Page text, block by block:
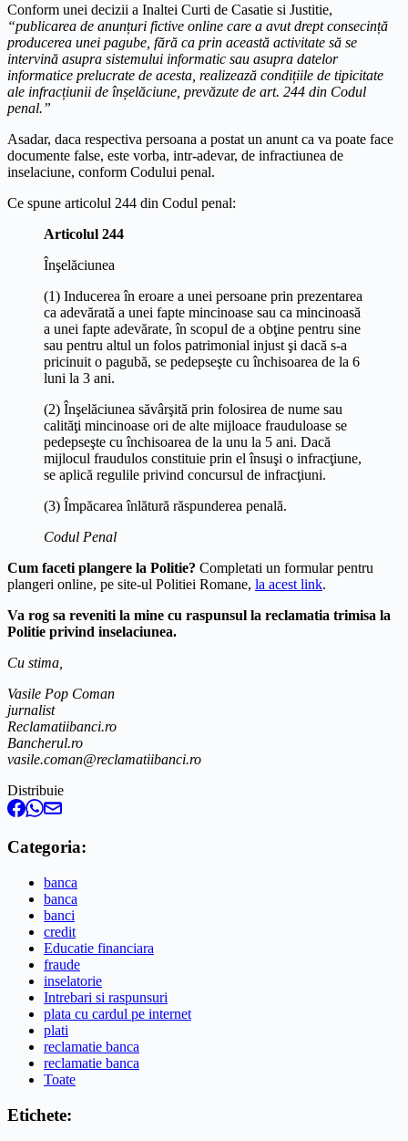
Conform unei decizii a Inaltei Curti de Casatie si Justitie,
“publicarea de anunțuri fictive online care a avut drept consecință
producerea unei pagube, fără ca prin această activitate să se
intervină asupra sistemului informatic sau asupra datelor
informatice prelucrate de acesta, realizează condițiile de tipicitate
ale infracțiunii de înșelăciune, prevăzute de art. 244 din Codul
penal.”
Asadar, daca respectiva persoana a postat un anunt ca va poate face
documente false, este vorba, intr-adevar, de infractiunea de
inselaciune, conform Codului penal.
Ce spune articolul 244 din Codul penal:
Articolul 244
Înşelăciunea
(1) Inducerea în eroare a unei persoane prin prezentarea
ca adevărată a unei fapte mincinoase sau ca mincinoasă
a unei fapte adevărate, în scopul de a obţine pentru sine
sau pentru altul un folos patrimonial injust şi dacă s-a
pricinuit o pagubă, se pedepseşte cu închisoarea de la 6
luni la 3 ani.
(2) Înşelăciunea săvârşită prin folosirea de nume sau
calităţi mincinoase ori de alte mijloace frauduloase se
pedepseşte cu închisoarea de la unu la 5 ani. Dacă
mijlocul fraudulos constituie prin el însuşi o infracţiune,
se aplică regulile privind concursul de infracţiuni.
(3) Împăcarea înlătură răspunderea penală.
Codul Penal
Cum faceti plangere la Politie? Completati un formular pentru
plangeri online, pe site-ul Politiei Romane, la acest link.
Va rog sa reveniti la mine cu raspunsul la reclamatia trimisa la
Politie privind inselaciunea.
Cu stima,
Vasile Pop Coman
jurnalist
Reclamatiibanci.ro
Bancherul.ro
vasile.coman@reclamatiibanci.ro
Distribuie
Categoria:
banca
banca
banci
credit
Educatie financiara
fraude
inselatorie
Intrebari si raspunsuri
plata cu cardul pe internet
plati
reclamatie banca
reclamatie banca
Toate
Etichete: